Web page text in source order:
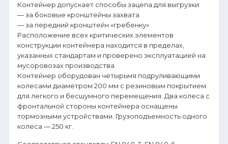
Контейнер допускает способы зацепа для выгрузки:
— за боковые кронштейны захвата
— за передний кронштейн «гребенку»
Расположение всех критических элементов
конструкции контейнера находится в пределах,
указанных стандартам и проверено эксплуатацией на
мусоровозах производства
Контейнер оборудован четырьмя подруливающими
колесами диаметром 200 мм с резиновым покрытием
для легкого и бесшумного перемещения. Два колеса с
фронтальной стороны контейнера оснащены
тормозными устройствами. Грузоподъемность одного
колеса — 250 кг.